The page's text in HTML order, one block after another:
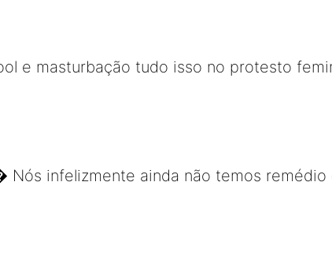
e masturbação tudo isso no protesto
Nós infelizmente ainda não temos